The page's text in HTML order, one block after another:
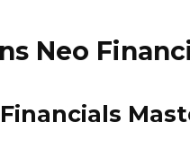
Neo